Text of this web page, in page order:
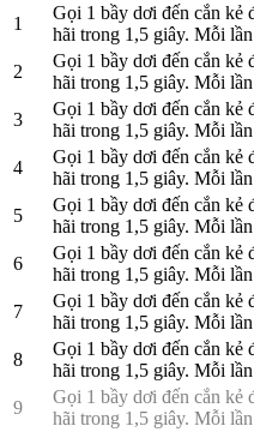
1
Gọi 1 bầy dơi đến cắn kẻ
hãi trong 1,5 giây. Mỗi
2
Gọi 1 bầy dơi đến cắn kẻ
hãi trong 1,5 giây. Mỗi
3
Gọi 1 bầy dơi đến cắn kẻ
hãi trong 1,5 giây. Mỗi
4
Gọi 1 bầy dơi đến cắn kẻ
hãi trong 1,5 giây. Mỗi
5
Gọi 1 bầy dơi đến cắn kẻ
hãi trong 1,5 giây. Mỗi
6
Gọi 1 bầy dơi đến cắn kẻ
hãi trong 1,5 giây. Mỗi
7
Gọi 1 bầy dơi đến cắn kẻ
hãi trong 1,5 giây. Mỗi
8
Gọi 1 bầy dơi đến cắn kẻ
hãi trong 1,5 giây. Mỗi
9
Gọi 1 bầy dơi đến cắn kẻ
hãi trong 1,5 giây. Mỗi